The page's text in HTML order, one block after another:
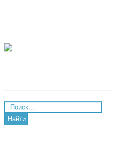
Найти